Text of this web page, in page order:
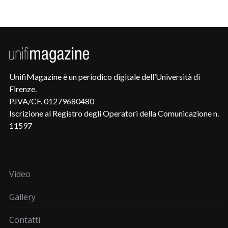
UnifiMagazine è un periodico digitale dell’Università di
Firenze.
P.IVA/CF. 01279680480
Iscrizione al Registro degli Operatori della Comunicazione n.
11597
Video
Gallery
Contatti